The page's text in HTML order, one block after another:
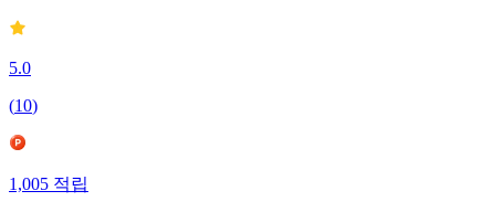
5.0
(10)
1,005 적립